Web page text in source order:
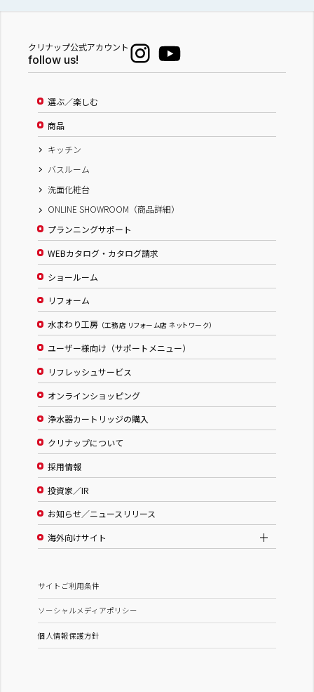
クリナップ公式アカウント
follow us!
選ぶ／楽しむ
商品
キッチン
バスルーム
洗面化粧台
ONLINE SHOWROOM（商品詳細）
プランニングサポート
WEBカタログ・カタログ請求
ショールーム
リフォーム
水まわり工房 （工務店 リフォーム店 ネットワーク）
ユーザー様向け（サポートメニュー）
リフレッシュサービス
オンラインショッピング
浄水器カートリッジの購入
クリナップについて
採用情報
投資家／IR
お知らせ／ニュースリリース
海外向けサイト
サイトご利用条件
ソーシャルメディアポリシー
個人情報保護方針